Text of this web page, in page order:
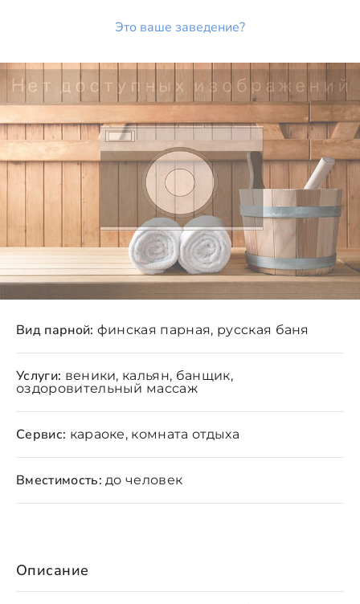
Это ваше заведение?
Описание
Вид парной: финская парная, русская баня
Услуги: веники, кальян, банщик,
оздоровительный массаж
Сервис: караоке, комната отдыха
Вместимость: до человек